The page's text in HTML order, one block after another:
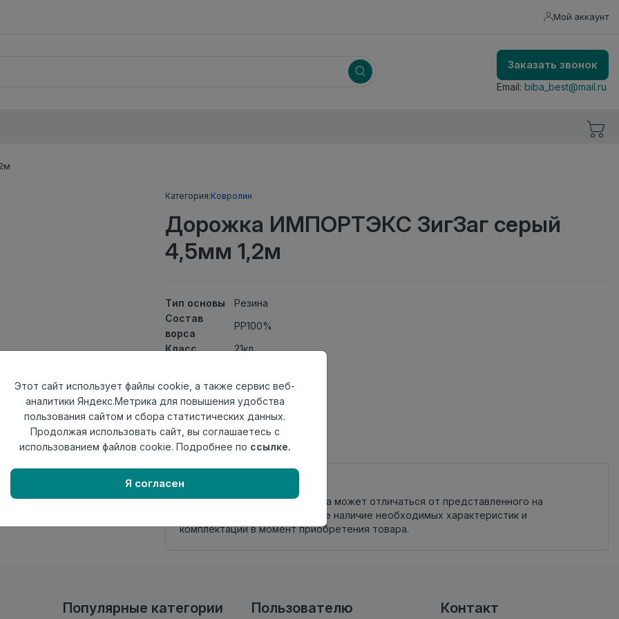
Мой аккаунт
Заказать звонок
Email: biba_best@mail.ru
Категория:Ковролин
Дорожка ИМПОРТЭКС ЗигЗаг серый
4,5мм 1,2м
Тип основы
Резина
Состав
ворса
PP100%
Класс
21кл
Актуальность
Актуален
Вид
Дорожка
Страна
происхождения
Китай
Нет в наличии
Внимание! Внешний вид товара может отличаться от представленного на
настоящем сайте. Проверяйте наличие необходимых характеристик и
комплектации в момент приобретения товара.
Популярные категории Пользователю Контакт
Этот сайт использует файлы cookie, а также сервис веб-
аналитики Яндекс.Метрика для повышения удобства
пользования сайтом и сбора статистических данных.
Продолжая использовать сайт, вы соглашаетесь с
использованием файлов cookie. Подробнее по ссылке.
Я согласен